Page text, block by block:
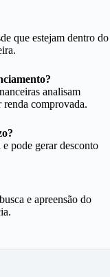
que estejam dentro do
analisam
renda comprovada.
pode gerar desconto
e apreensão do